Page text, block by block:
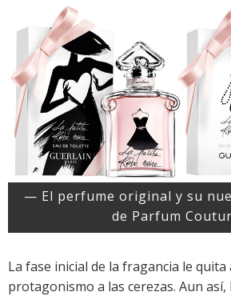
— El perfume original y su
de Parfum
La fase inicial de la fragancia le quita
protagonismo a las cerezas. Aun así,